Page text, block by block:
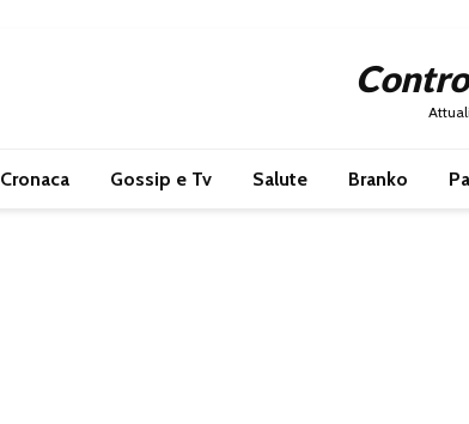
Cronaca Gossip e Tv Salute Branko